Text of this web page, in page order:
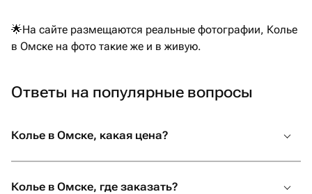
🌟На сайте размещаются реальные фотографии, Колье
в Омске на фото такие же и в живую.
Ответы на популярные вопросы
Колье в Омске, какая цена?
Колье в Омске, где заказать?